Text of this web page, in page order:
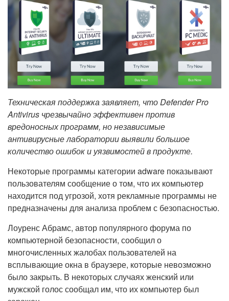
Техническая поддержка заявляет, что Defender Pro
Antivirus чрезвычайно эффективен против
вредоносных программ, но независимые
антивирусные лаборатории выявили большое
количество ошибок и уязвимостей в продукте.
Некоторые программы категории adware показывают
пользователям сообщение о том, что их компьютер
находится под угрозой, хотя рекламные программы не
предназначены для анализа проблем с безопасностью.
Лоуренс Абрамс, автор популярного форума по
компьютерной безопасности, сообщил о
многочисленных жалобах пользователей на
всплывающие окна в браузере, которые невозможно
было закрыть. В некоторых случаях женский или
мужской голос сообщал им, что их компьютер был